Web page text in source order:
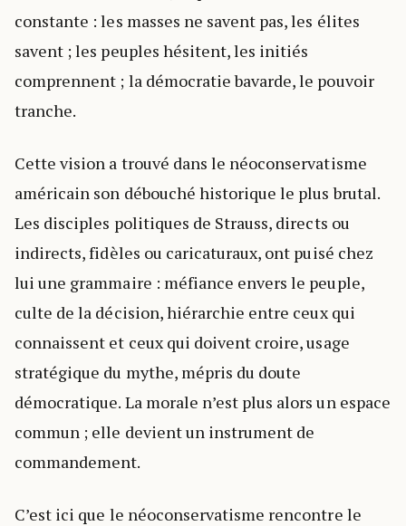
constante : les masses ne savent pas, les élites
savent ; les peuples hésitent, les initiés
comprennent ; la démocratie bavarde, le pouvoir
tranche.
Cette vision a trouvé dans le néoconservatisme
américain son débouché historique le plus brutal.
Les disciples politiques de Strauss, directs ou
indirects, fidèles ou caricaturaux, ont puisé chez
lui une grammaire : méfiance envers le peuple,
culte de la décision, hiérarchie entre ceux qui
connaissent et ceux qui doivent croire, usage
stratégique du mythe, mépris du doute
démocratique. La morale n’est plus alors un espace
commun ; elle devient un instrument de
commandement.
C’est ici que le néoconservatisme rencontre le